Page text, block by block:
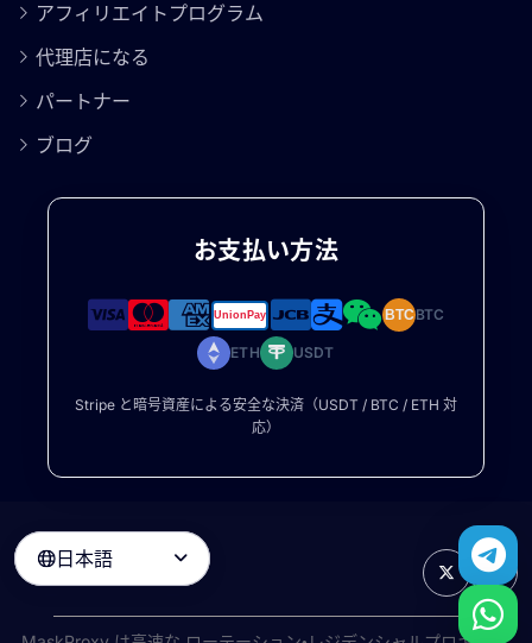
アフィリエイトプログラム
代理店になる
パートナー
ブログ
お支払い方法
BTCBTC
ETH USDT
Stripe と暗号資産による安全な決済（USDT / BTC / ETH 対
応）
日本語 